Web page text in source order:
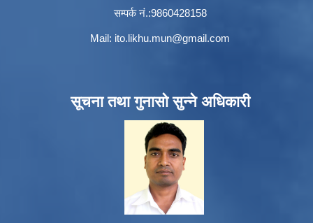
सम्पर्क नं.:9860428158
Mail: ito.likhu.mun@gmail.com
सूचना तथा गुनासो सुन्ने अधिकारी